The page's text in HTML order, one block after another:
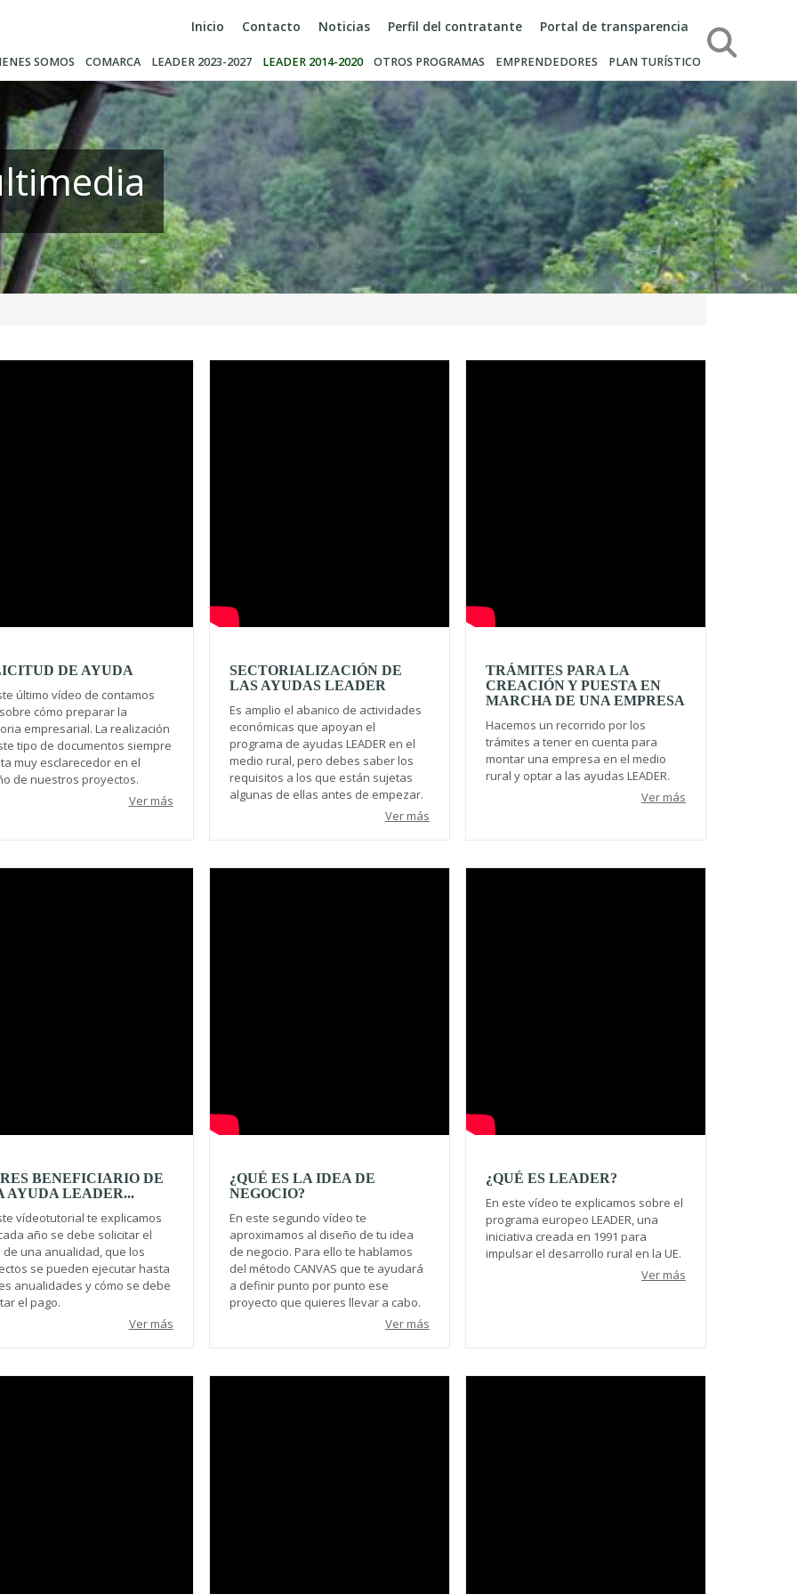
Inicio Contacto Noticias Perfil del contratante Portal de transparencia
SOMOS COMARCA LEADER 2023-2027 LEADER 2014-2020 OTROS PROGRAMAS EMPRENDEDORES PLAN TURÍSTICO
Búsqueda
DE AYUDA
último vídeo de contamos
cómo preparar la
empresarial. La realización
tipo de documentos siempre
muy esclarecedor en el
de nuestros proyectos.
Ver más
SECTORIALIZACIÓN DE
LAS AYUDAS LEADER
Es amplio el abanico de actividades
económicas que apoyan el
programa de ayudas LEADER en el
medio rural, pero debes saber los
requisitos a los que están sujetas
algunas de ellas antes de empezar.
Ver más
TRÁMITES PARA LA
CREACIÓN Y PUESTA EN
MARCHA DE UNA EMPRESA
Hacemos un recorrido por los
trámites a tener en cuenta para
montar una empresa en el medio
rural y optar a las ayudas LEADER.
Ver más
BENEFICIARIO DE
AYUDA LEADER...
vídeotutorial te explicamos
año se debe solicitar el
de una anualidad, que los
se pueden ejecutar hasta
anualidades y cómo se debe
el pago.
Ver más
¿QUÉ ES LA IDEA DE
NEGOCIO?
En este segundo vídeo te
aproximamos al diseño de tu idea
de negocio. Para ello te hablamos
del método CANVAS que te ayudará
a definir punto por punto ese
proyecto que quieres llevar a cabo.
Ver más
¿QUÉ ES LEADER?
En este vídeo te explicamos sobre el
programa europeo LEADER, una
iniciativa creada en 1991 para
impulsar el desarrollo rural en la UE.
Ver más